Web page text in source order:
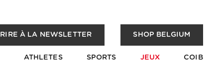
À LA NEWSLETTER SHOP BELGIUM
ATHLETES SPORTS JEUX COIB